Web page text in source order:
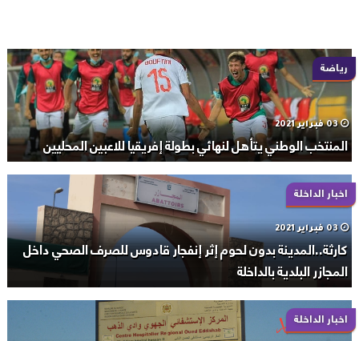
رياضة
03 فبراير 2021
المنتخب الوطني يتأهل لنهائي بطولة إفريقيا للاعبين المحليين
اخبار الداخلة
03 فبراير 2021
كارثة..المدينة بدون لحوم إثر إنفجار قادوس للصرف الصحي داخل
المجازر البلدية بالداخلة
اخبار الداخلة